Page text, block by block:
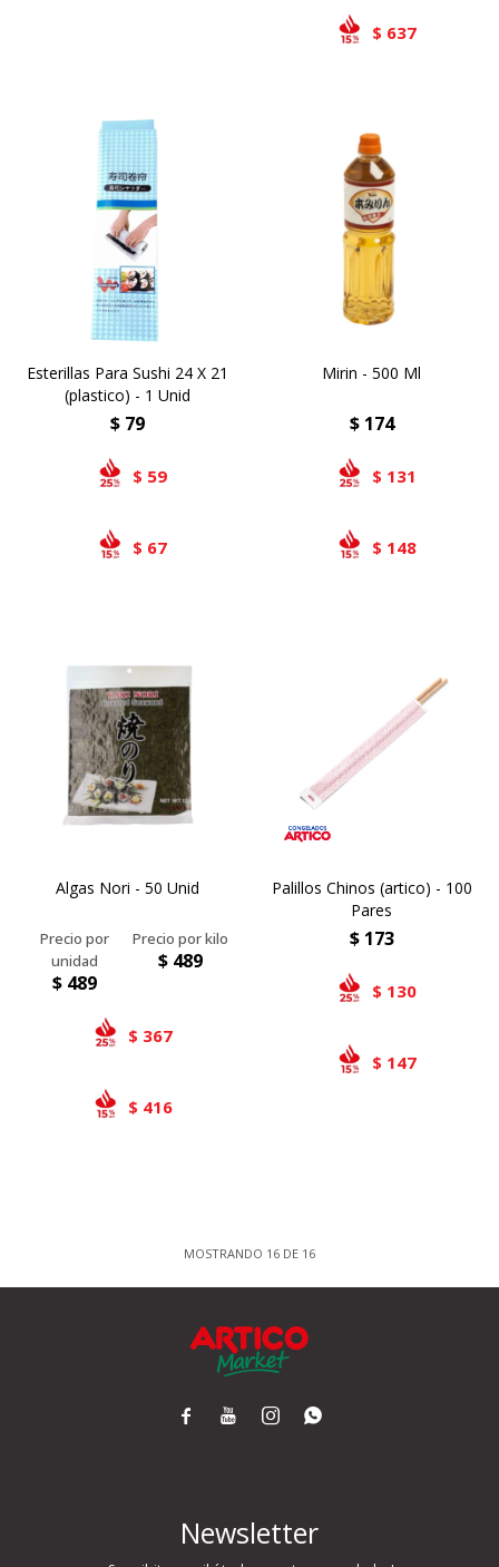
$ 637
Esterillas Para Sushi 24 X 21
(plastico) - 1 Unid
$ 79
$ 59
$ 67
Mirin - 500 Ml
$ 174
$ 131
$ 148
Algas Nori - 50 Unid
$ 489
$ 489
$ 367
$ 416
Palillos Chinos (artico) - 100
Pares
$ 173
$ 130
$ 147
MOSTRANDO 16 DE 16
   
Newsletter